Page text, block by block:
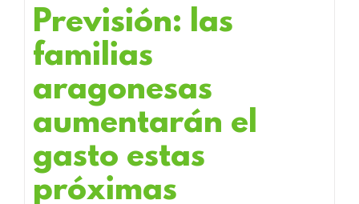
Previsión: las
familias
aragonesas
aumentarán el
gasto estas
próximas